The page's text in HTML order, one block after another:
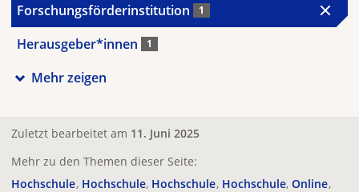
Forschungsförderinstitution 1
Herausgeber*innen 1
Mehr zeigen
Zuletzt bearbeitet am 11. Juni 2025
Mehr zu den Themen dieser Seite:
Hochschule Hochschule Hochschule Hochschule Online